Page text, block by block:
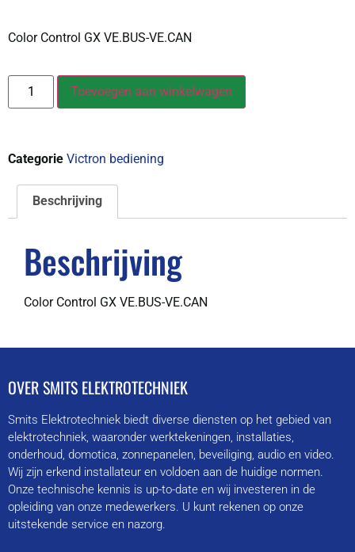
Color Control GX VE.BUS-VE.CAN
Toevoegen aan winkelwagen
Categorie Victron bediening
Beschrijving
Beschrijving
Color Control GX VE.BUS-VE.CAN
OVER SMITS ELEKTROTECHNIEK
Smits Elektrotechniek biedt diverse diensten op het gebied van
elektrotechniek, waaronder werktekeningen, installaties,
onderhoud, domotica, zonnepanelen, beveiliging, audio en video.
Wij zijn erkend installateur en voldoen aan de huidige normen.
Onze technische kennis is up-to-date en wij investeren in de
opleiding van onze medewerkers. U kunt rekenen op onze
uitstekende service en nazorg.